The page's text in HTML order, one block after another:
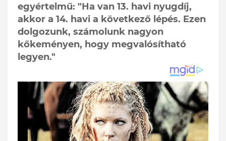
egyértelmű: "Ha van 13. havi nyugdíj,
akkor a 14. havi a következő lépés. Ezen
dolgozunk, számolunk nagyon
kőkeményen, hogy megvalósítható
legyen."